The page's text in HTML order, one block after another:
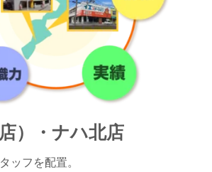
）・ナハ北店
ッフを配置。